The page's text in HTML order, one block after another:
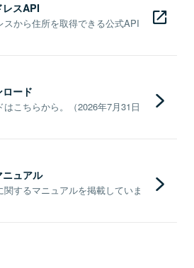
レスAPI
から住所を取得できる公式API
ード
こちらから。（2026年7月31日
ュアル
するマニュアルを掲載していま